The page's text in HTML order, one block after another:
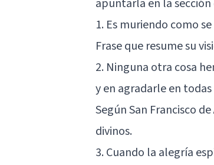
apuntarla en la
1. Es muriendo como
Frase que resume su
2. Ninguna otra cosa
y en agradarle en todas
Según San Francisco
divinos.
3. Cuando la alegría